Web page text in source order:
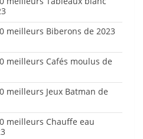
meilleurs Biberons de 2023
meilleurs Cafés moulus de
meilleurs Jeux Batman de
meilleurs Chauffe eau